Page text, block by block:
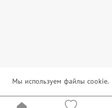
Мы используем файлы cookie.